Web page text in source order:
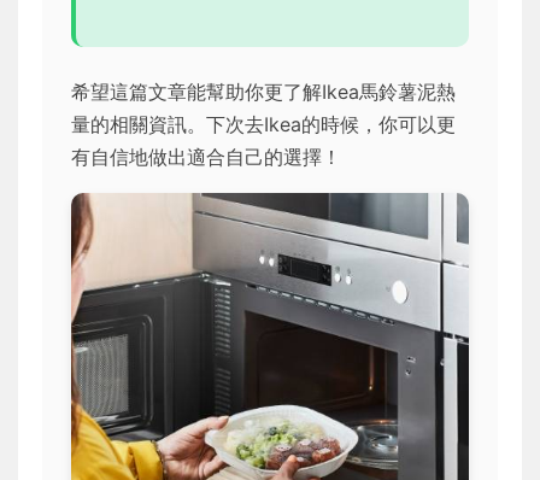
希望這篇文章能幫助你更了解Ikea馬鈴薯泥熱
量的相關資訊。下次去Ikea的時候，你可以更
有自信地做出適合自己的選擇！